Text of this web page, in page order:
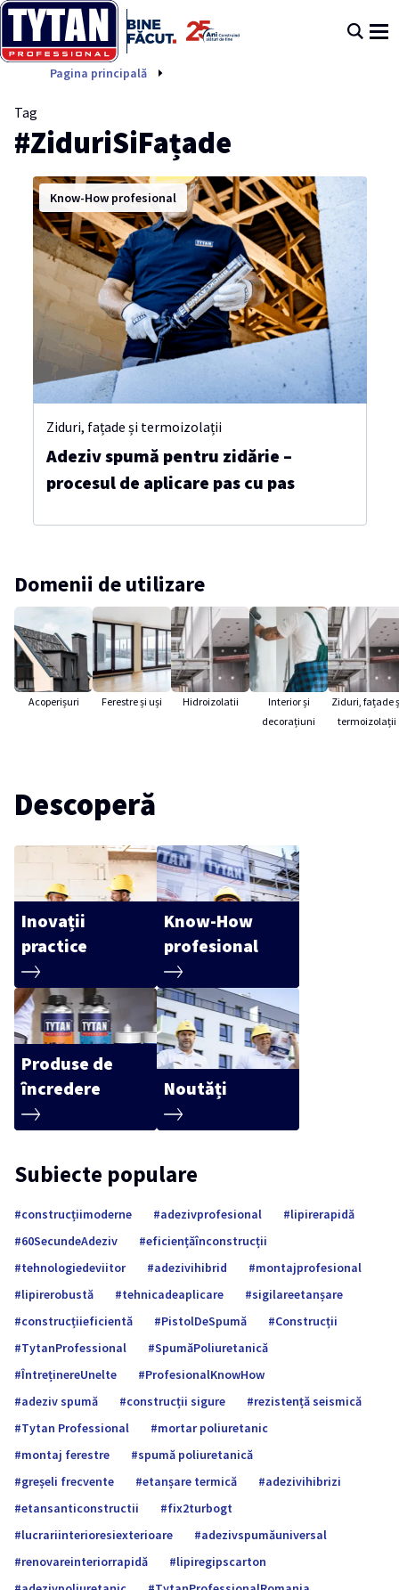
Pagina principală
Tag
#ZiduriSiFațade
Know-How profesional
Ziduri, fațade și termoizolații
Adeziv spumă pentru zidărie –
procesul de aplicare pas cu pas
Domenii de utilizare
Acoperișuri Ferestre și uși Hidroizolatii
Interior și
decorațiuni
Ziduri, fațade
termoizolații
Descoperă
Inovații
practice
Know-How
profesional
Produse de
încredere
Noutăți
Subiecte populare
construcțiimoderne adezivprofesional
lipirerapidă
60SecundeAdeziv
eficiențăînconstrucții
tehnologiedeviitor
adezivihibrid
montajprofesional
lipirerobustă
tehnicadeaplicare
sigilareetanșare
construcțiieficientă
PistolDeSpumă
Construcții
TytanProfessional
SpumăPoliuretanică
ÎntreținereUnelte
ProfesionalKnowHow
adeziv spumă
construcții sigure
rezistență seismică
Tytan Professional
mortar poliuretanic
montaj ferestre
spumă poliuretanică
greșeli frecvente
etanșare termică
adezivihibrizi
etansanticonstructii
fix2turbogt
lucrariinterioresiexterioare
adezivspumăuniversal
renovareinteriorrapidă
lipiregipscarton